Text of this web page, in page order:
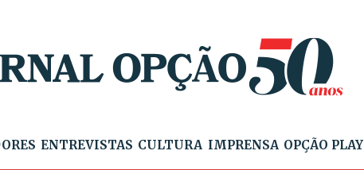
ENTREVISTAS CULTURA IMPRENSA OPÇÃO PLAY